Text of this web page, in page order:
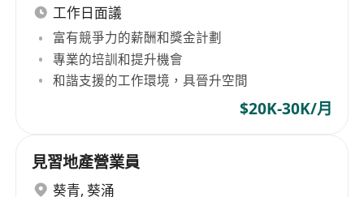
工作日面議
富有競爭力的薪酬和獎金計劃
專業的培訓和提升機會
和諧支援的工作環境，具晉升空間
$20K-30K/月
見習地產營業員
葵青, 葵涌